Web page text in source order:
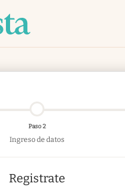
Paso 2
Ingreso de datos
Registrate